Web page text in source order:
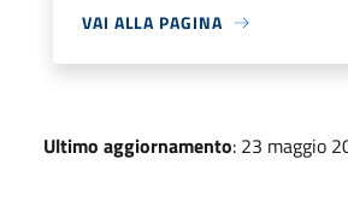
VAI ALLA PAGINA
Ultimo aggiornamento: 23 maggio